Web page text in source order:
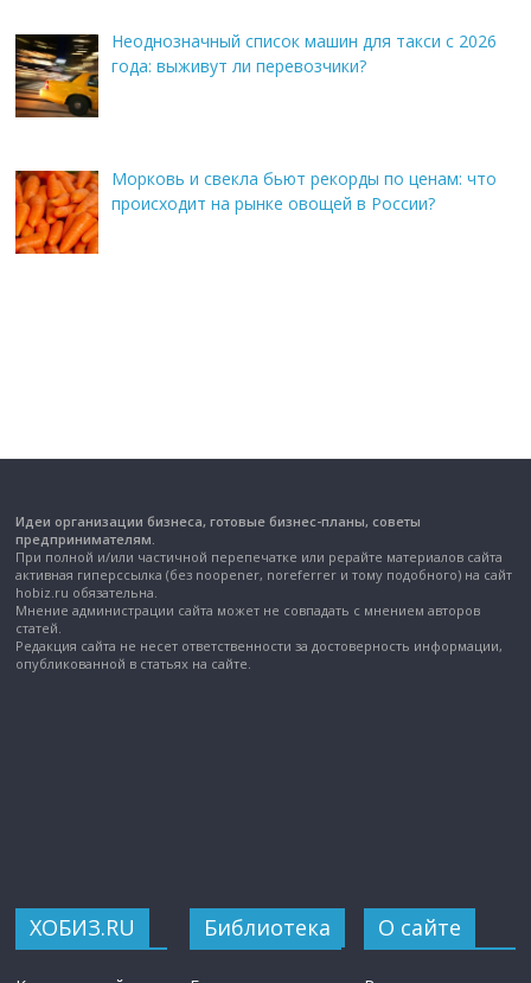
Неоднозначный список машин для такси с 2026
года: выживут ли перевозчики?
Морковь и свекла бьют рекорды по ценам: что
происходит на рынке овощей в России?
Идеи организации бизнеса, готовые бизнес-планы, советы
предпринимателям.
При полной и/или частичной перепечатке или рерайте материалов сайта
активная гиперссылка (без noopener, noreferrer и тому подобного) на сайт
hobiz.ru обязательна.
Мнение администрации сайта может не совпадать с мнением авторов
статей.
Редакция сайта не несет ответственности за достоверность информации,
опубликованной в статьях на сайте.
ХОБИЗ.RU Библиотека О сайте